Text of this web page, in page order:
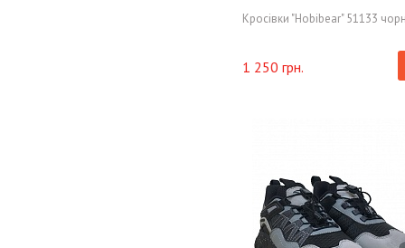
Кросівки "Hobibear" 51133
1 250 грн.